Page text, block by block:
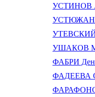
УСТИНОВ
УТЕВСКИЙ
УШАКОВ
ФАБРИ
ФАДЕЕВА